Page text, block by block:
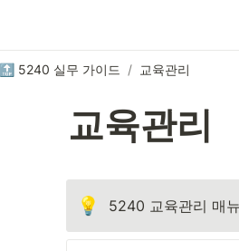
🔝 5240 실무 가이드 / 교육관리
교육관리
💡 5240 교육관리 매